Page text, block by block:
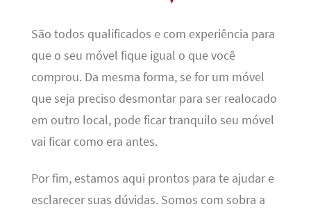
São todos qualificados e com experiência para
que o seu móvel fique igual o que você
comprou. Da mesma forma, se for um móvel
que seja preciso desmontar para ser realocado
em outro local, pode ficar tranquilo seu móvel
vai ficar como era antes.
Por fim, estamos aqui prontos para te ajudar e
esclarecer suas dúvidas. Somos com sobra a